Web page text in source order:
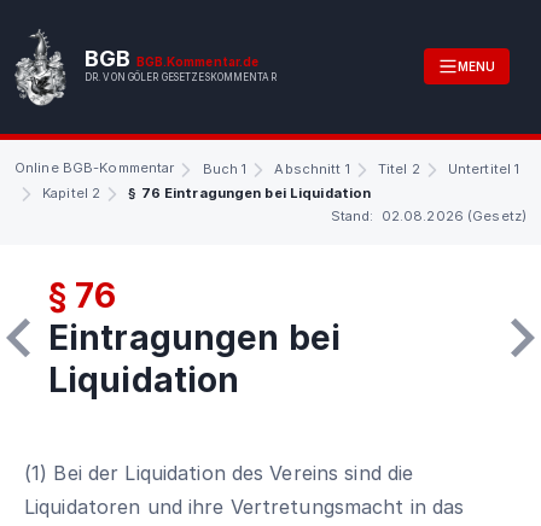
BGB BGB.Kommentar.de
DR. VON GÖLER GESETZESKOMMENTAR
MENU
Online BGB-Kommentar Buch 1 Abschnitt 1 Titel 2
Untertitel 1
Kapitel 2
§ 76 Eintragungen bei Liquidation
Stand: 02.08.2026 (Gesetz)
§ 76
Eintragungen bei
Liquidation
(1) Bei der Liquidation des Vereins sind die
Liquidatoren und ihre Vertretungsmacht in das